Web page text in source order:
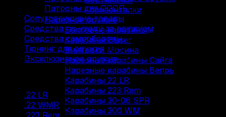
Горизонталки
Нарезное оружие
Болтовые карабины
Карабины Blaser
Винтовки Мосина
Нарезные карабины Сайга
Нарезные карабины Вепрь
Карабины 22 LR
Карабины 223 Rem
Карабины 30-06 SPR
Карабины 300 WM
Патроны для ОООП (30)
Сопутствующие товары
Средства по уходу за оружием
Средства самообороны (6)
Тюнинг для оружия (37)
Эксклюзивное оружие (6)
.22 LR
.22 WMR (2)
.223 Rem (8)